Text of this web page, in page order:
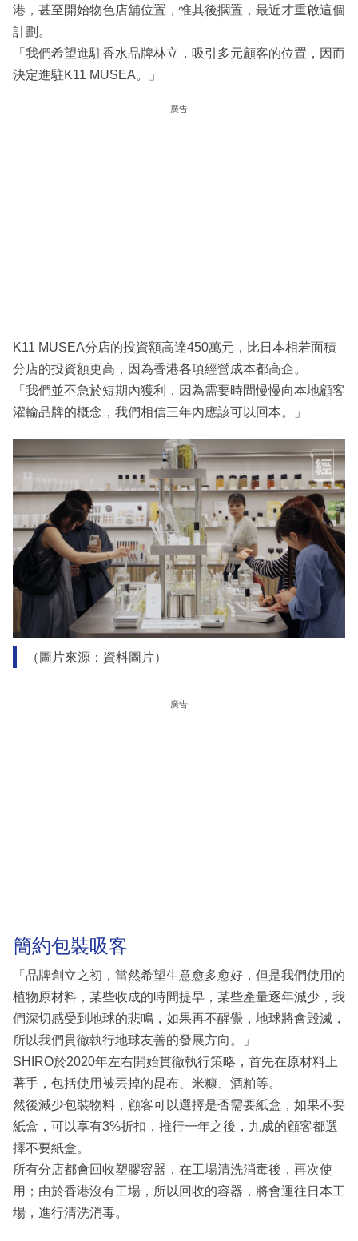
港，甚至開始物色店舖位置，惟其後擱置，最近才重啟這個
計劃。
「我們希望進駐香水品牌林立，吸引多元顧客的位置，因而
決定進駐K11 MUSEA。」
廣告
K11 MUSEA分店的投資額高達450萬元，比日本相若面積
分店的投資額更高，因為香港各項經營成本都高企。
「我們並不急於短期內獲利，因為需要時間慢慢向本地顧客
灌輸品牌的概念，我們相信三年內應該可以回本。」
（圖片來源：資料圖片）
廣告
簡約包裝吸客
「品牌創立之初，當然希望生意愈多愈好，但是我們使用的
植物原材料，某些收成的時間提早，某些產量逐年減少，我
們深切感受到地球的悲鳴，如果再不醒覺，地球將會毁滅，
所以我們貫徹執行地球友善的發展方向。」
SHIRO於2020年左右開始貫徹執行策略，首先在原材料上
著手，包括使用被丟掉的昆布、米糠、酒粕等。
然後減少包裝物料，顧客可以選擇是否需要紙盒，如果不要
紙盒，可以享有3%折扣，推行一年之後，九成的顧客都選
擇不要紙盒。
所有分店都會回收塑膠容器，在工場清洗消毒後，再次使
用；由於香港沒有工場，所以回收的容器，將會運往日本工
場，進行清洗消毒。